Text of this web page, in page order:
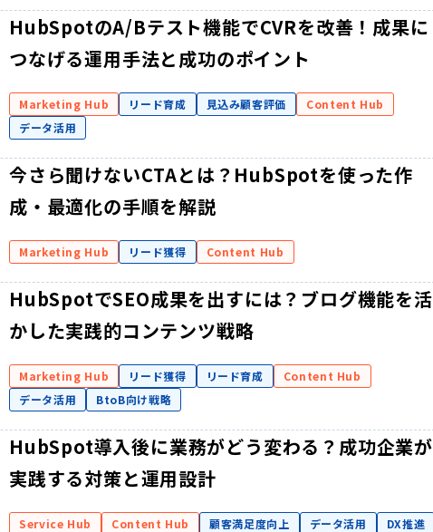
HubSpotのA/Bテスト機能でCVRを改善！成果に
つなげる運用手法と成功のポイント
Marketing Hub リード育成 見込み顧客評価
Content Hub
データ活用
今さら聞けないCTAとは？HubSpotを使った作
成・最適化の手順を解説
Marketing Hub リード獲得 Content Hub
HubSpotでSEO成果を出すには？ブログ機能を活
かした実践的コンテンツ戦略
Marketing Hub リード獲得 リード育成
Content Hub
データ活用
BtoB向け戦略
HubSpot導入後に業務がどう変わる？成功企業が
実践する対策と運用設計
Service Hub Content Hub 顧客満足度向上 データ活用 DX推進